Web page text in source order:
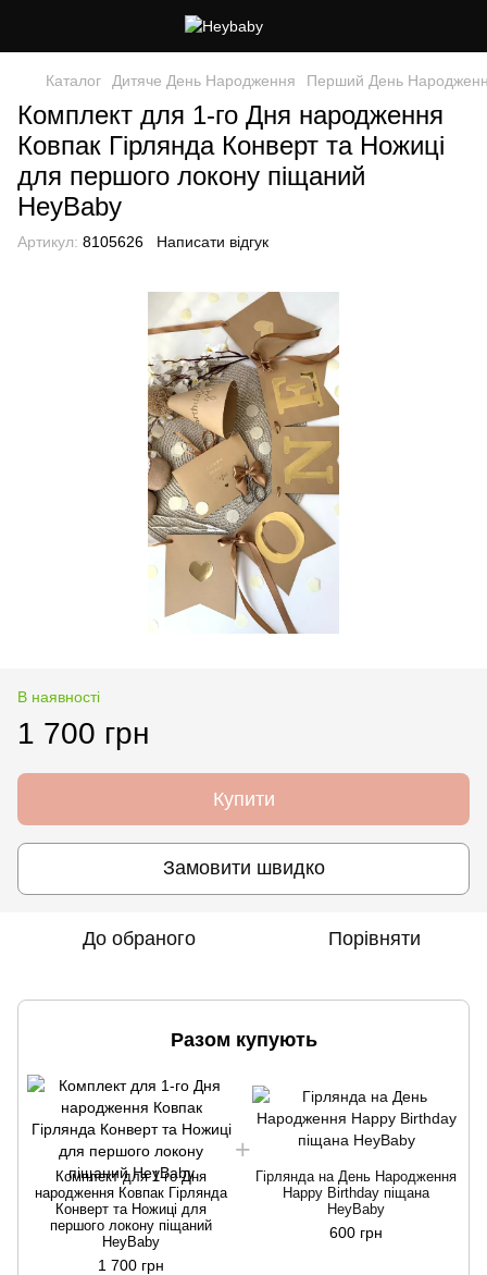
Каталог Дитяче День Народження Перший День
Комплект для 1-го Дня народження
Ковпак Гірлянда Конверт та Ножиці
для першого локону піщаний
HeyBaby
Артикул: 8105626 Написати відгук
В наявності
1 700 грн
Купити
Замовити швидко
До обраного Порівняти
Разом купують
Комплект для 1-го Дня
народження Ковпак Гірлянда
Конверт та Ножиці для
першого локону піщаний
HeyBaby
1 700 грн
Гірлянда на День Народження
Happy Birthday піщана
HeyBaby
600 грн